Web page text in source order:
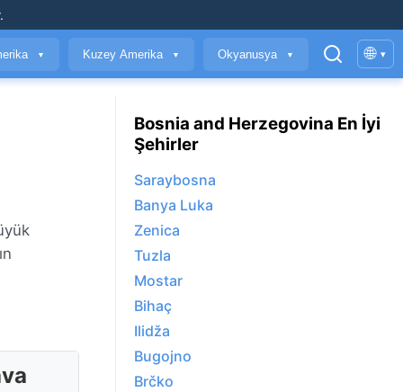
.
▼ Kuzey Amerika ▼ Okyanusya ▼ 🌐 ▾
Bosnia and Herzegovina En İyi
Şehirler
Saraybosna
Banya Luka
Zenica
Tuzla
Mostar
Bihaç
Ilidža
Bugojno
Brčko